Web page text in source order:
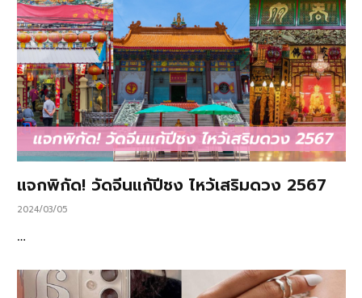
แจกพิกัด! วัดจีนแก้ปีชง ไหว้เสริมดวง 2567
2024/03/05
…